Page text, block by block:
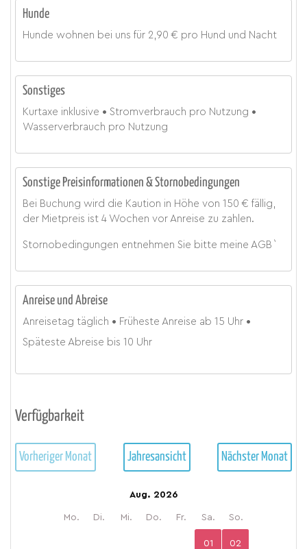
Hunde
Hunde wohnen bei uns für 2,90 € pro Hund und Nacht
Sonstiges
Kurtaxe inklusive Stromverbrauch pro Nutzung
Wasserverbrauch pro Nutzung
Sonstige Preisinformationen & Stornobedingungen
Bei Buchung wird die Kaution in Höhe von 150 € fällig,
der Mietpreis ist 4 Wochen vor Anreise zu zahlen.
Stornobedingungen entnehmen Sie bitte meine AGB`
Anreise und Abreise
Anreisetag täglich Früheste Anreise ab 15 Uhr
Späteste Abreise bis 10 Uhr
Verfügbarkeit
Vorheriger Monat Jahresansicht Nächster Monat
Aug. 2026
Mo. Di. Mi. Do. Fr. Sa. So.
01 02